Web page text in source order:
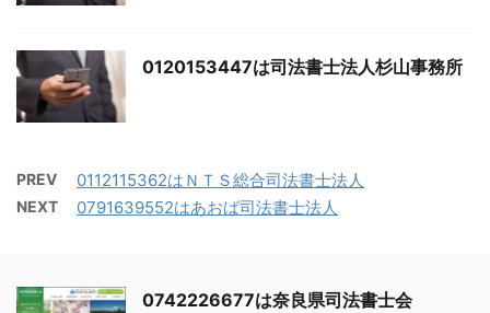
0120153447は司法書士法人杉山事務所
PREV 0112115362はＮＴＳ総合司法書士法人
NEXT 0791639552はあおば司法書士法人
0742226677は奈良県司法書士会